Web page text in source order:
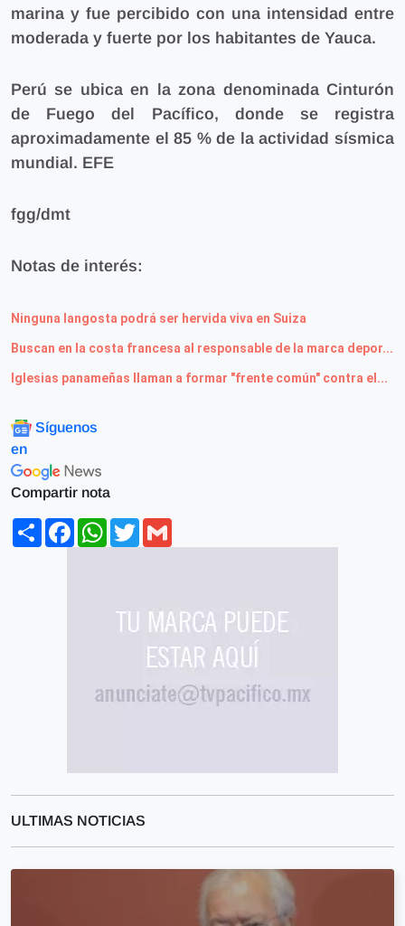
marina y fue percibido con una intensidad entre
moderada y fuerte por los habitantes de Yauca.
Perú se ubica en la zona denominada Cinturón
de Fuego del Pacífico, donde se registra
aproximadamente el 85 % de la actividad sísmica
mundial. EFE
fgg/dmt
Notas de interés:
Ninguna langosta podrá ser hervida viva en Suiza
Buscan en la costa francesa al responsable de la marca depor...
Iglesias panameñas llaman a formar "frente común" contra el...
Síguenos
en
Compartir nota
ShareFacebookWhatsApp
Twitter
ULTIMAS NOTICIAS